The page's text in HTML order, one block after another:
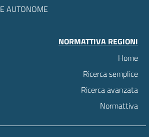
AUTONOME
NORMATTIVA REGIONI
Home
Ricerca semplice
Ricerca avanzata
Normattiva